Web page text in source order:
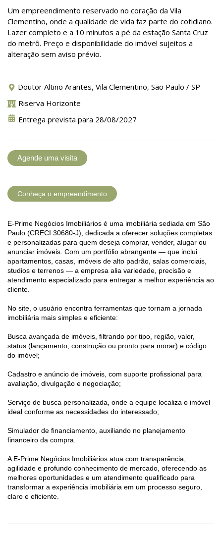
Um empreendimento reservado no coração da Vila
Clementino, onde a qualidade de vida faz parte do cotidiano.
Lazer completo e a 10 minutos a pé da estação Santa Cruz
do metrô. Preço e disponibilidade do imóvel sujeitos a
alteração sem aviso prévio.
Doutor Altino Arantes, Vila Clementino, São Paulo / SP
Riserva Horizonte
Entrega prevista para 28/08/2027
Agende uma visita
Conheça o empreendimento
E-Prime Negócios Imobiliários é uma imobiliária sediada em São
Paulo (CRECI 30680-J), dedicada a oferecer soluções completas
e personalizadas para quem deseja comprar, vender, alugar ou
anunciar imóveis. Com um portfólio abrangente — que inclui
apartamentos, casas, imóveis de alto padrão, salas comerciais,
studios e terrenos — a empresa alia variedade, precisão e
atendimento especializado para entregar a melhor experiência ao
cliente.
No site, o usuário encontra ferramentas que tornam a jornada
imobiliária mais simples e eficiente:
Busca avançada de imóveis, filtrando por tipo, região, valor,
status (lançamento, construção ou pronto para morar) e código
do imóvel;
Cadastro e anúncio de imóveis, com suporte profissional para
avaliação, divulgação e negociação;
Serviço de busca personalizada, onde a equipe localiza o imóvel
ideal conforme as necessidades do interessado;
Simulador de financiamento, auxiliando no planejamento
financeiro da compra.
A E-Prime Negócios Imobiliários atua com transparência,
agilidade e profundo conhecimento de mercado, oferecendo as
melhores oportunidades e um atendimento qualificado para
transformar a experiência imobiliária em um processo seguro,
claro e eficiente.